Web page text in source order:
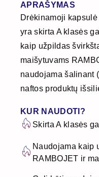
APRAŠYMAS
Drėkinamoji
yra skirta A klasės
kaip užpildas
maišytuvams
naudojama šalinant
naftos produktų
KUR NAUDOTI?
Skirta A klasės
Naudojama kaip
RAMBOJET ir